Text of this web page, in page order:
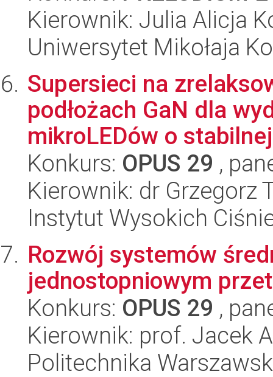
Kierownik: Julia Alicja
Uniwersytet Mikołaja
Supersieci na
podłożach GaN dla
mikroLEDów o
Konkurs: OPUS 29 ,
Kierownik: dr Grzegorz
Instytut Wysokich
Rozwój systemów
jednostopniowym
Konkurs: OPUS 29 ,
Kierownik: prof. Jacek
Politechnika